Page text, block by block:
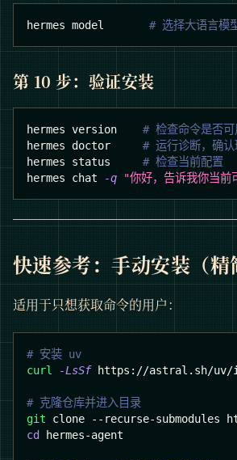
hermes model # 选择大语言模
第 10 步：验证安装
hermes version # 检查命令是否可
hermes doctor # 运行诊断，确认
hermes status # 检查当前配置
hermes chat
-q "你好，告诉我你当前
快速参考：手动安装（精
适用于只想获取命令的用户：
# 安装 uv
curl
-LsSf https://astral.sh/uv/
# 克隆仓库并进入目录
git clone --recurse-submodules
cd
hermes-agent